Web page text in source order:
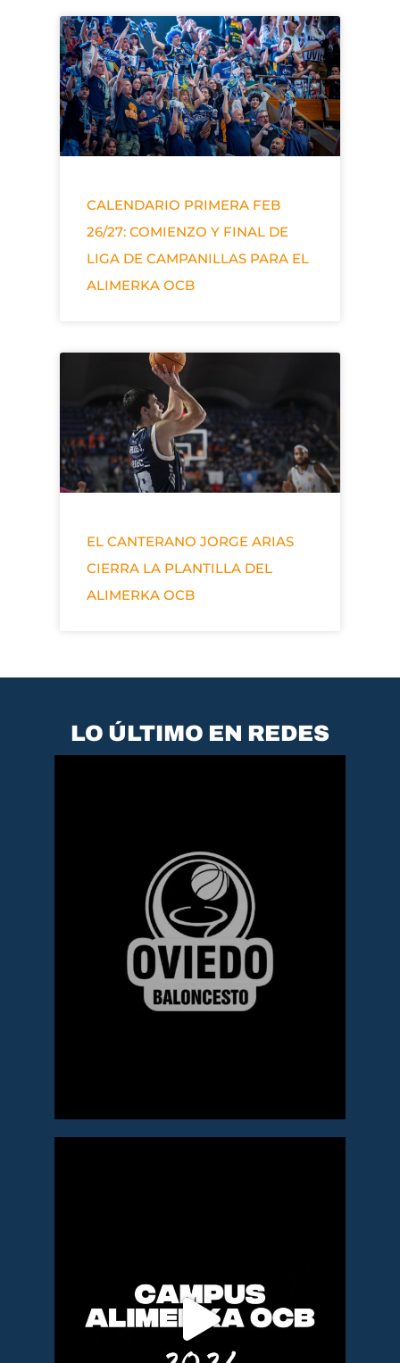
CALENDARIO PRIMERA FEB
26/27: COMIENZO Y FINAL DE
LIGA DE CAMPANILLAS PARA EL
ALIMERKA OCB
EL CANTERANO JORGE ARIAS
CIERRA LA PLANTILLA DEL
ALIMERKA OCB
LO ÚLTIMO EN REDES